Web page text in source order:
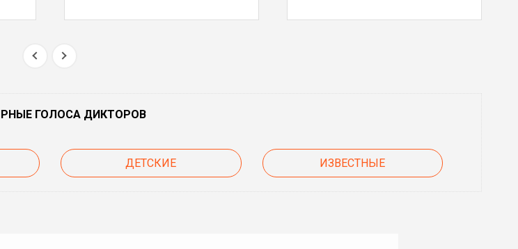
ГОЛОСА ДИКТОРОВ
ДЕТСКИЕ ИЗВЕСТНЫЕ